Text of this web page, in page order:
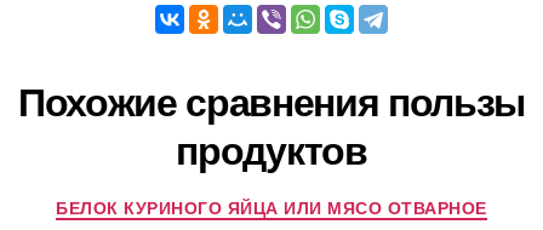
Похожие сравнения пользы
продуктов
БЕЛОК КУРИНОГО ЯЙЦА ИЛИ МЯСО ОТВАРНОЕ